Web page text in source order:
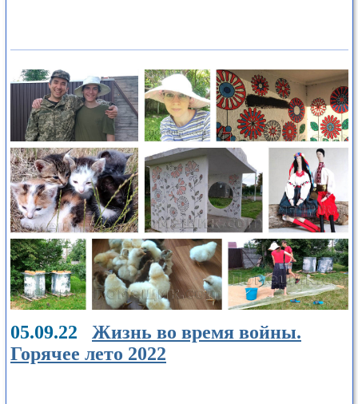
05.09.22 Жизнь во время войны.
Горячее лето 2022